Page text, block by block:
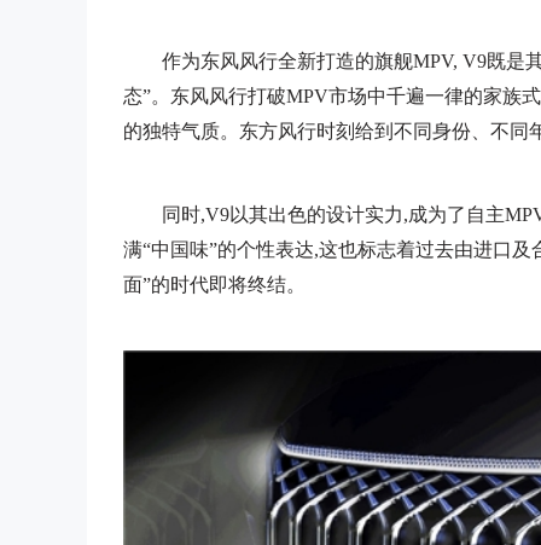
作为东风风行全新打造的旗舰MPV, V9既是
态”。东风风行打破MPV市场中千遍一律的家族
的独特气质。东方风行时刻给到不同身份、不
同时,V9以其出色的设计实力,成为了自主
满“中国味”的个性表达,这也标志着过去由进口
面”的时代即将终结。